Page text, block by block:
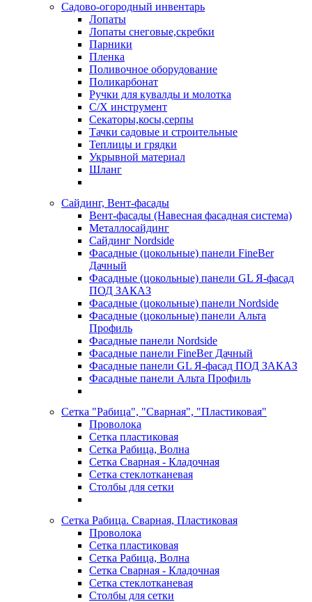
Садово-огородный инвентарь
Лопаты
Лопаты снеговые,скребки
Парники
Пленка
Поливочное оборудование
Поликарбонат
Ручки для кувалды и молотка
С/Х инструмент
Секаторы,косы,серпы
Тачки садовые и строительные
Теплицы и грядки
Укрывной материал
Шланг
Сайдинг, Вент-фасады
Вент-фасады (Навесная фасадная система)
Металлосайдинг
Сайдинг Nordside
Фасадные (цокольные) панели FineBer
Дачный
Фасадные (цокольные) панели GL Я-фасад
ПОД ЗАКАЗ
Фасадные (цокольные) панели Nordside
Фасадные (цокольные) панели Альта
Профиль
Фасадные панели Nordside
Фасадные панели FineBer Дачный
Фасадные панели GL Я-фасад ПОД ЗАКАЗ
Фасадные панели Альта Профиль
Сетка "Рабица", "Сварная", "Пластиковая"
Проволока
Сетка пластиковая
Сетка Рабица, Волна
Сетка Сварная - Кладочная
Сетка стеклотканевая
Столбы для сетки
Сетка Рабица. Сварная, Пластиковая
Проволока
Сетка пластиковая
Сетка Рабица, Волна
Сетка Сварная - Кладочная
Сетка стеклотканевая
Столбы для сетки